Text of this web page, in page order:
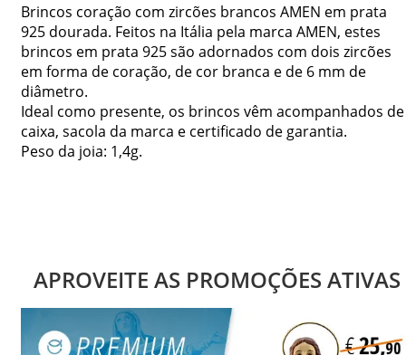
Brincos coração com zircões brancos AMEN em prata
925 dourada. Feitos na Itália pela marca AMEN, estes
brincos em prata 925 são adornados com dois zircões
em forma de coração, de cor branca e de 6 mm de
diâmetro.
Ideal como presente, os brincos vêm acompanhados de
caixa, sacola da marca e certificado de garantia.
Peso da joia: 1,4g.
APROVEITE AS PROMOÇÕES ATIVAS